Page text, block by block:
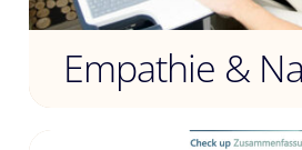
Empathie &